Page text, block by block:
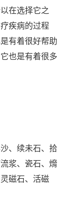
在选择它之
疾病的过程
有着很好帮助
也是有着很多
、续未石、拾
浆、瓷石、熁
磁石、活磁